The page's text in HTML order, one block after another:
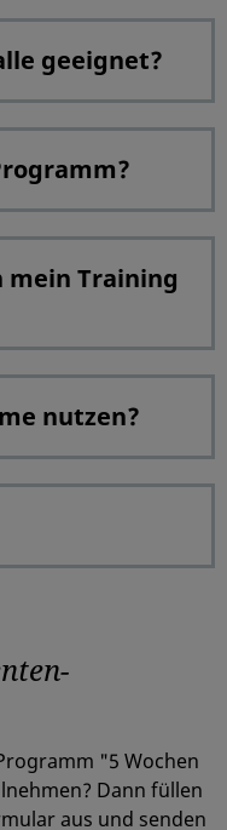
geeignet?
mein Training
nutzen?
"5 Wochen
Dann füllen
aus und senden